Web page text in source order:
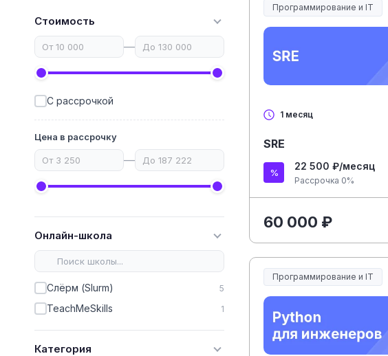
Стоимость
—
С рассрочкой
Цена в рассрочку
—
Онлайн-школа
Слёрм (Slurm) 5
TeachMeSkills 1
Категория
Программирование и IT
1 месяц
SRE
22 500 ₽/месяц
Рассрочка 0%
60 000 ₽
Программирование и IT